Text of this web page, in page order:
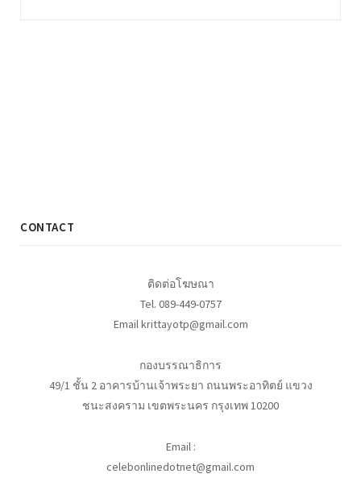
CONTACT
ติดต่อโฆษณา
Tel. 089-449-0757
Email krittayotp@gmail.com
กองบรรณาธิการ
49/1 ชั้น 2 อาคารบ้านเจ้าพระยา ถนนพระอาทิตย์ แขวง
ชนะสงคราม เขตพระนคร กรุงเทพ 10200
Email :
celebonlinedotnet@gmail.com